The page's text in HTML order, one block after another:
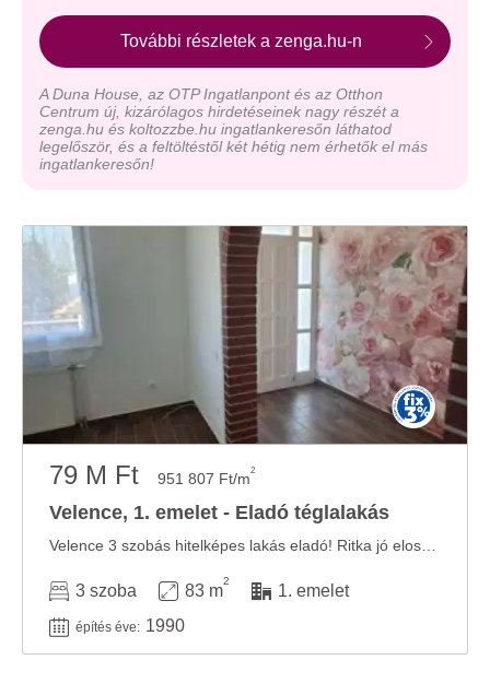
További részletek a zenga.hu-n
A Duna House, az OTP Ingatlanpont és az Otthon
Centrum új, kizárólagos hirdetéseinek nagy részét a
zenga.hu és koltozzbe.hu ingatlankeresőn láthatod
legelőször, és a feltöltéstől két hétig nem érhetők el más
ingatlankeresőn!
79 M Ft 951 807 Ft/m2
Velence, 1. emelet - Eladó téglalakás
3 szoba 83 m
2
1. emelet
építés éve: 1990